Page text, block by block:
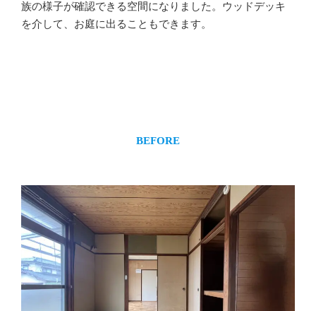
族の様子が確認できる空間になりました。ウッドデッキ
を介して、お庭に出ることもできます。
BEFORE